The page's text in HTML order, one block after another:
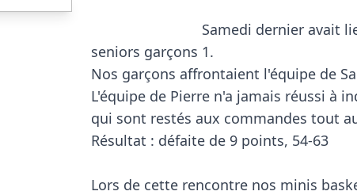
seniors garçons 1.
Nos garçons affrontaient l'équipe de
L'équipe de Pierre n'a jamais réussi à
qui sont restés aux commandes tout
Résultat : défaite de 9 points, 54-63
Lors de cette rencontre nos minis